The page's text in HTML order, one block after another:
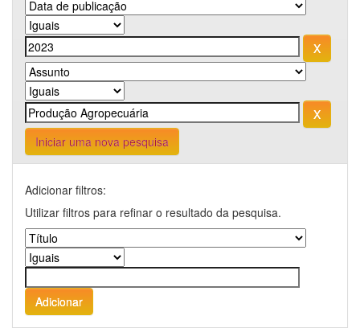
Iniciar uma nova pesquisa
Adicionar filtros:
Utilizar filtros para refinar o resultado da pesquisa.